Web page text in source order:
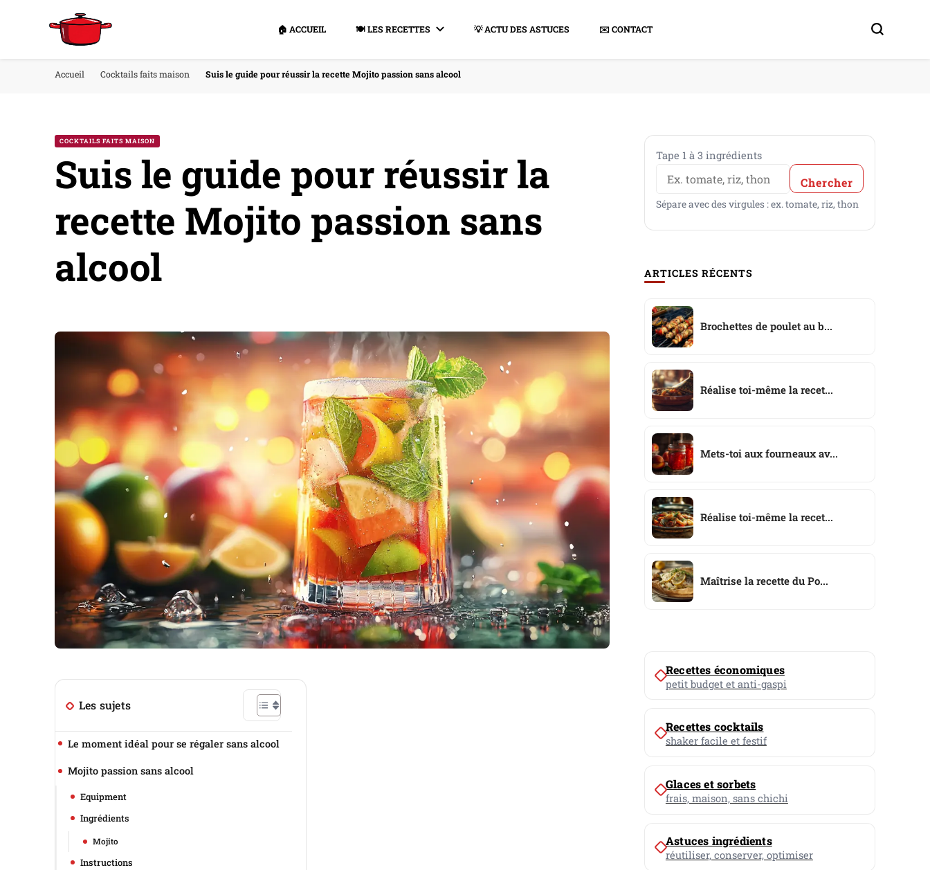
🏠 ACCUEIL 🍽️ LES RECETTES 💡 ACTU DES ASTUCES ✉️ CONTACT
Accueil Cocktails faits maison Suis le guide pour réussir la recette Mojito passion sans alcool
COCKTAILS FAITS MAISON
Suis le guide pour réussir la
recette Mojito passion sans
alcool
Les sujets
Le moment idéal pour se régaler sans alcool
Mojito passion sans alcool
Equipment
Ingrédients
Mojito
Instructions
Trouve une recette avec tes
Tape 1 à 3 ingrédients
Chercher
Sépare avec des virgules : ex. tomate, riz, thon
ARTICLES RÉCENTS
Brochettes de poulet au b...
Réalise toi-même la recet...
Mets-toi aux fourneaux av...
Réalise toi-même la recet...
Maîtrise la recette du Po...
Recettes économiques
petit budget et anti-gaspi
Recettes cocktails
shaker facile et festif
Glaces et sorbets
frais, maison, sans chichi
Astuces ingrédients
réutiliser, conserver, optimiser